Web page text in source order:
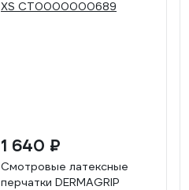
1 640 ₽
Смотровые латексные
перчатки DERMAGRIP